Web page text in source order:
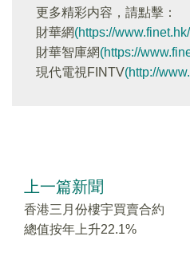
更多精彩内容，請點擊：
財華網(https://
財華智庫網(https://
現代電視FINTV(http://
上一篇新聞
香港三月份樓宇買賣合約
總值按年上升22.1%